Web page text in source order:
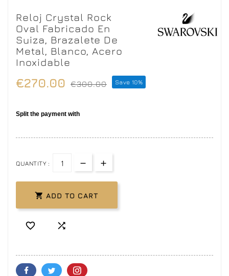
Reloj Crystal Rock
Oval Fabricado En
Suiza, Brazalete De
Metal, Blanco, Acero
Inoxidable
€270.00 €300.00 Save 10%
QUANTITY :
 ADD TO CART
 